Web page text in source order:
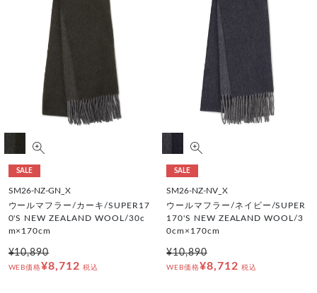
SALE
SM26-NZ-GN_X
ウールマフラー/カーキ/SUPER17
0'S NEW ZEALAND WOOL/30c
m×170cm
¥10,890
WEB価格¥8,712 税込
SALE
SM26-NZ-NV_X
ウールマフラー/ネイビー/SUPER
170'S NEW ZEALAND WOOL/3
0cm×170cm
¥10,890
WEB価格¥8,712 税込